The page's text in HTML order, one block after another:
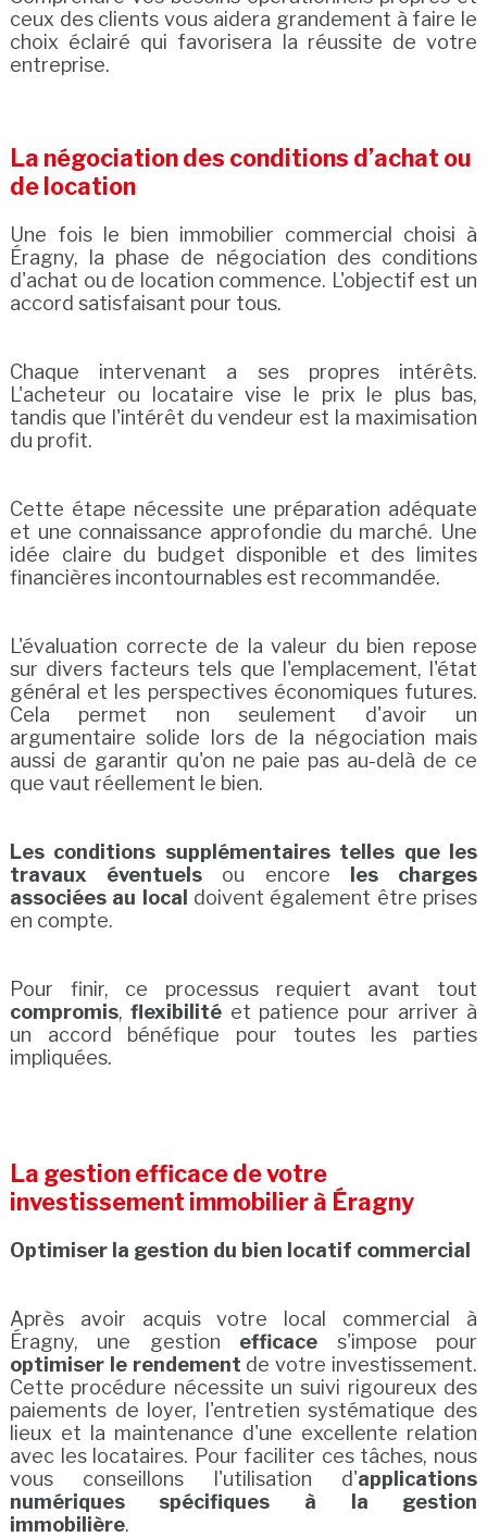
ceux des clients vous aidera grandement à faire le
choix éclairé qui favorisera la réussite de votre
entreprise.
La négociation des conditions d’achat ou
de location
Une fois le bien immobilier commercial choisi à
Éragny, la phase de négociation des conditions
d'achat ou de location commence. L'objectif est un
accord satisfaisant pour tous.
Chaque intervenant a ses propres intérêts.
L'acheteur ou locataire vise le prix le plus bas,
tandis que l'intérêt du vendeur est la maximisation
du profit.
Cette étape nécessite une préparation adéquate
et une connaissance approfondie du marché. Une
idée claire du budget disponible et des limites
financières incontournables est recommandée.
L'évaluation correcte de la valeur du bien repose
sur divers facteurs tels que l'emplacement, l'état
général et les perspectives économiques futures.
Cela permet non seulement d'avoir un
argumentaire solide lors de la négociation mais
aussi de garantir qu'on ne paie pas au-delà de ce
que vaut réellement le bien.
Les conditions supplémentaires telles que les
travaux éventuels ou encore
les charges
associées au local doivent également être prises
en compte.
Pour finir, ce processus requiert avant tout
compromis,flexibilité et patience pour arriver à
un accord bénéfique pour toutes les parties
impliquées.
La gestion efficace de votre
investissement immobilier à Éragny
Optimiser la gestion du bien locatif commercial
Après avoir acquis votre local commercial à
Éragny, une gestion efficace s'impose pour
optimiser le rendement de votre investissement.
Cette procédure nécessite un suivi rigoureux des
paiements de loyer, l'entretien systématique des
lieux et la maintenance d'une excellente relation
avec les locataires. Pour faciliter ces tâches, nous
vous conseillons l'utilisation d'applications
numériques spécifiques à la gestion
immobilière.